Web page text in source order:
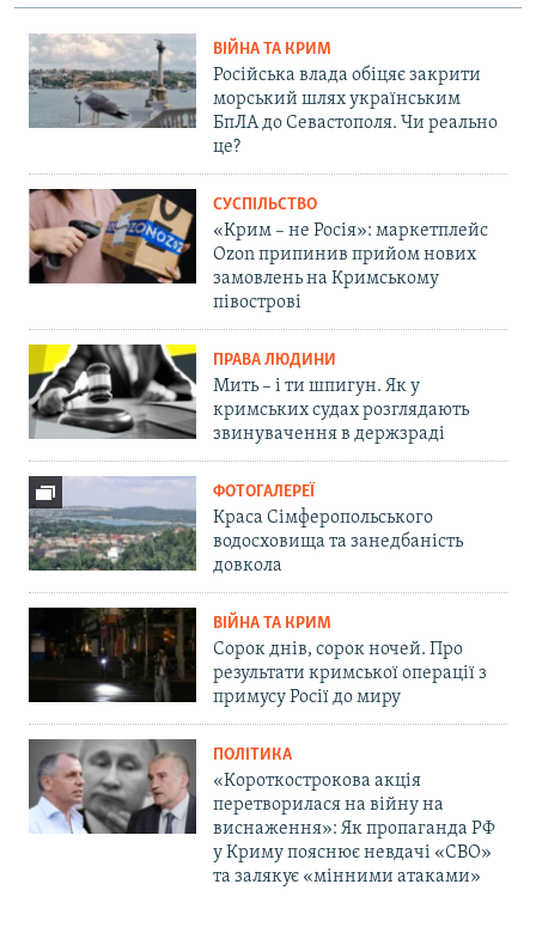
ВІЙНА ТА КРИМ
Російська влада обіцяє закрити
морський шлях українським
БпЛА до Севастополя. Чи реально
це?
СУСПІЛЬСТВО
«Крим – не Росія»: маркетплейс
Ozon припинив прийом нових
замовлень на Кримському
півострові
ПРАВА ЛЮДИНИ
Мить – і ти шпигун. Як у
кримських судах розглядають
звинувачення в держзраді
ФОТОГАЛЕРЕЇ
Краса Сімферопольського
водосховища та занедбаність
довкола
ВІЙНА ТА КРИМ
Сорок днів, сорок ночей. Про
результати кримської операції з
примусу Росії до миру
ПОЛІТИКА
«Короткострокова акція
перетворилася на війну на
виснаження»: Як пропаганда РФ
у Криму пояснює невдачі «СВО»
та залякує «мінними атаками»